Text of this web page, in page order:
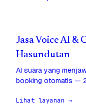
Jasa Voice AI &
Hasundutan
AI suara yang
booking otomatis —
Lihat layanan →